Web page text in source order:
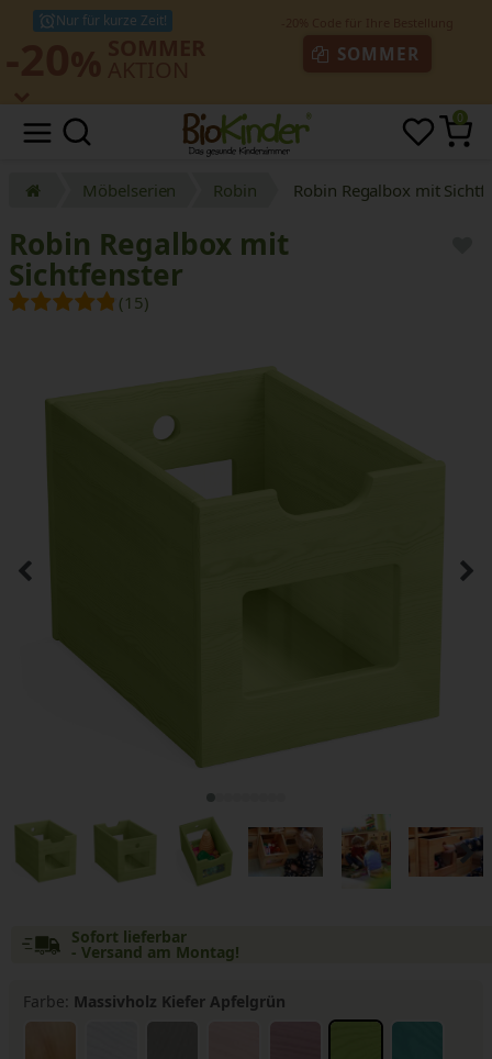
Nur für kurze Zeit!
SOMMER
0
Möbelserien Robin Robin Regalbox mit
Robin Regalbox mit
Sichtfenster
(15)
Sofort lieferbar
- Versand am Montag!
Farbe: Massivholz Kiefer Apfelgrün